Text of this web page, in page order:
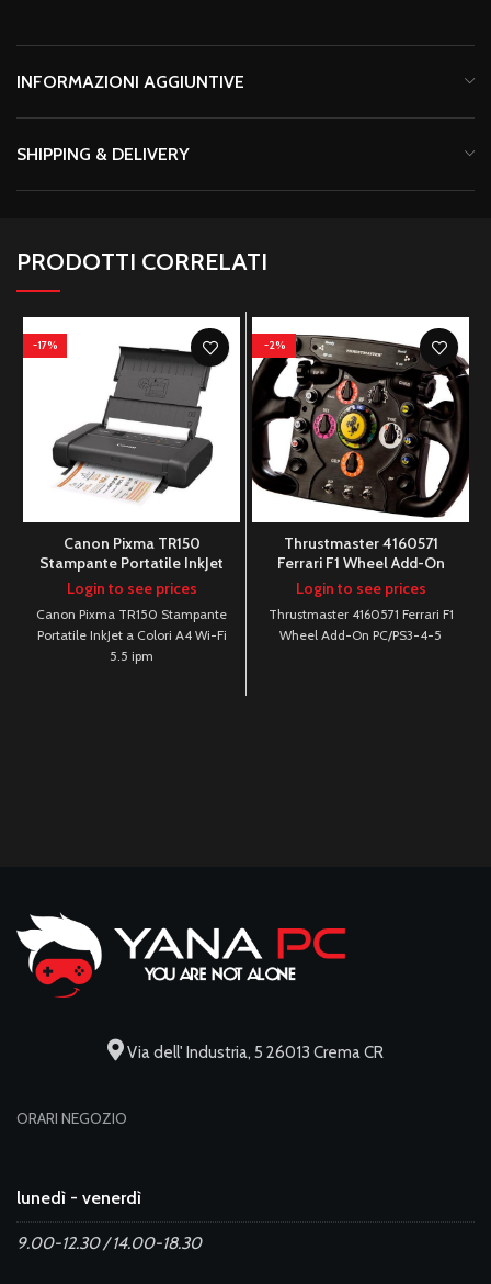
INFORMAZIONI AGGIUNTIVE
SHIPPING & DELIVERY
PRODOTTI CORRELATI
-17%
Canon Pixma TR150
Stampante Portatile InkJet
a Colori A4 Wi-Fi 5.5 ipm
Login to see prices
Canon Pixma TR150 Stampante
Portatile InkJet a Colori A4 Wi-Fi
5.5 ipm
-2%
Thrustmaster 4160571
Ferrari F1 Wheel Add-On
PC/PS3-4-5
Login to see prices
Thrustmaster 4160571 Ferrari F1
Wheel Add-On PC/PS3-4-5
Via dell' Industria, 5 26013 Crema CR
ORARI NEGOZIO
lunedì - venerdì
9.00-12.30 / 14.00-18.30